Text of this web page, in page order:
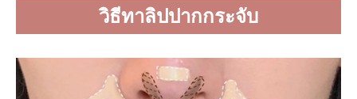
วิธีทาลิปปากกระจับ